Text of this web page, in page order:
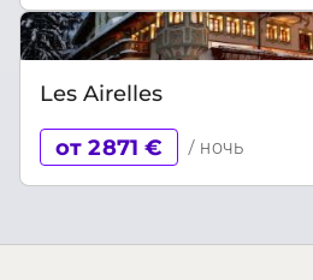
Les Airelles
от 2871 € / ночь